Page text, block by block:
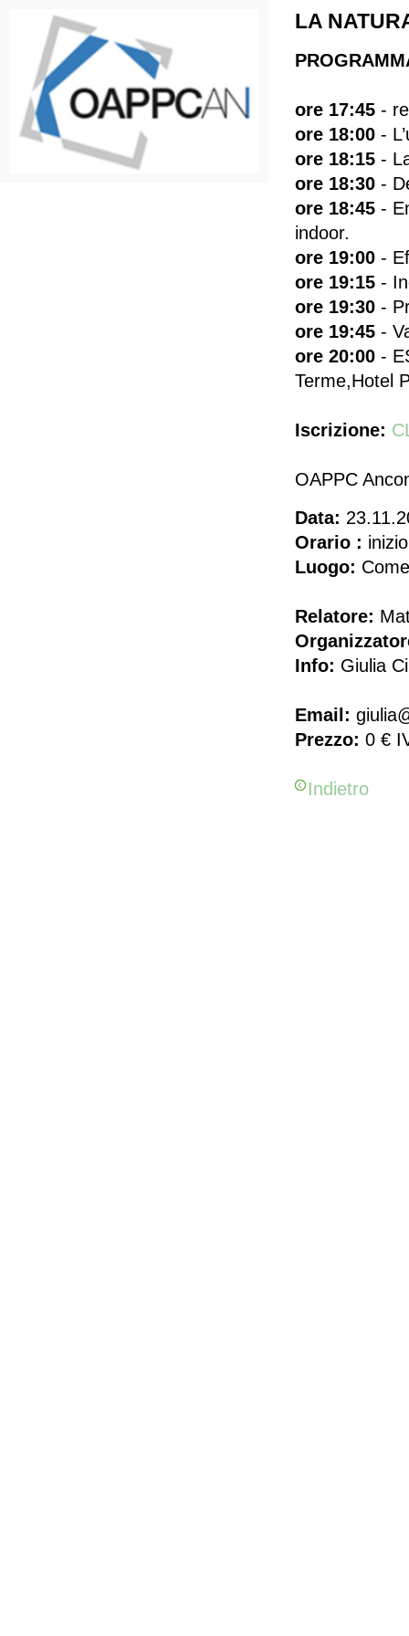
LA
​ore 17:45-
ore 18:00-
ore 18:15 -
ore 18:30-
ore 18:45-
indoor.
​ore 19:00 -
ore 19:15 -
ore 19:30 -
ore 19:45 -
ore 20:00-
Terme,Hotel
Iscrizione:
​OAPPC
Data:
Orario :
Luogo:
Relatore:
Info: Giulia
Email:
Prezzo: 0 €
Indietro